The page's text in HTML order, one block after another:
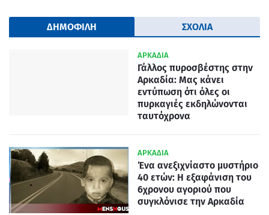
ΔΗΜΟΦΙΛΗ ΣΧΟΛΙΑ
ΑΡΚΑΔΙΑ
Γάλλος πυροσβέστης στην
Αρκαδία: Μας κάνει
εντύπωση ότι όλες οι
πυρκαγιές εκδηλώνονται
ταυτόχρονα
ΑΡΚΑΔΙΑ
Ένα ανεξιχνίαστο μυστήριο
40 ετών: Η εξαφάνιση του
6χρονου αγοριού που
συγκλόνισε την Αρκαδία